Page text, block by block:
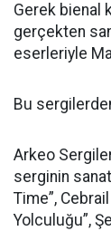
Gerek bienal
gerçekten
eserleriyle
Bu
Arkeo
serginin
Time”,
Yolculuğu”,